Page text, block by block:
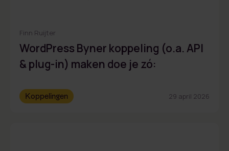
Finn Ruijter
WordPress Byner koppeling (o.a. API
& plug-in) maken doe je zó:
Koppelingen 29 april 2026